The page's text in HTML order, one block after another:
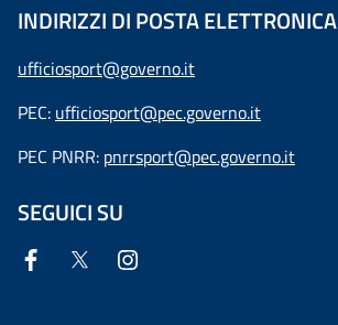
INDIRIZZI DI POSTA ELETTRONICA
ufficiosport@governo.it
PEC: ufficiosport@pec.governo.it
PEC PNRR: pnrrsport@pec.governo.it
SEGUICI SU